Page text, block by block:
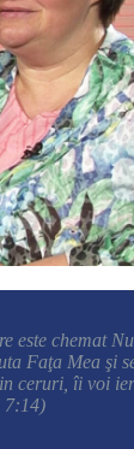
este chemat
Faţa Mea şi
ceruri, îi voi
7:14)